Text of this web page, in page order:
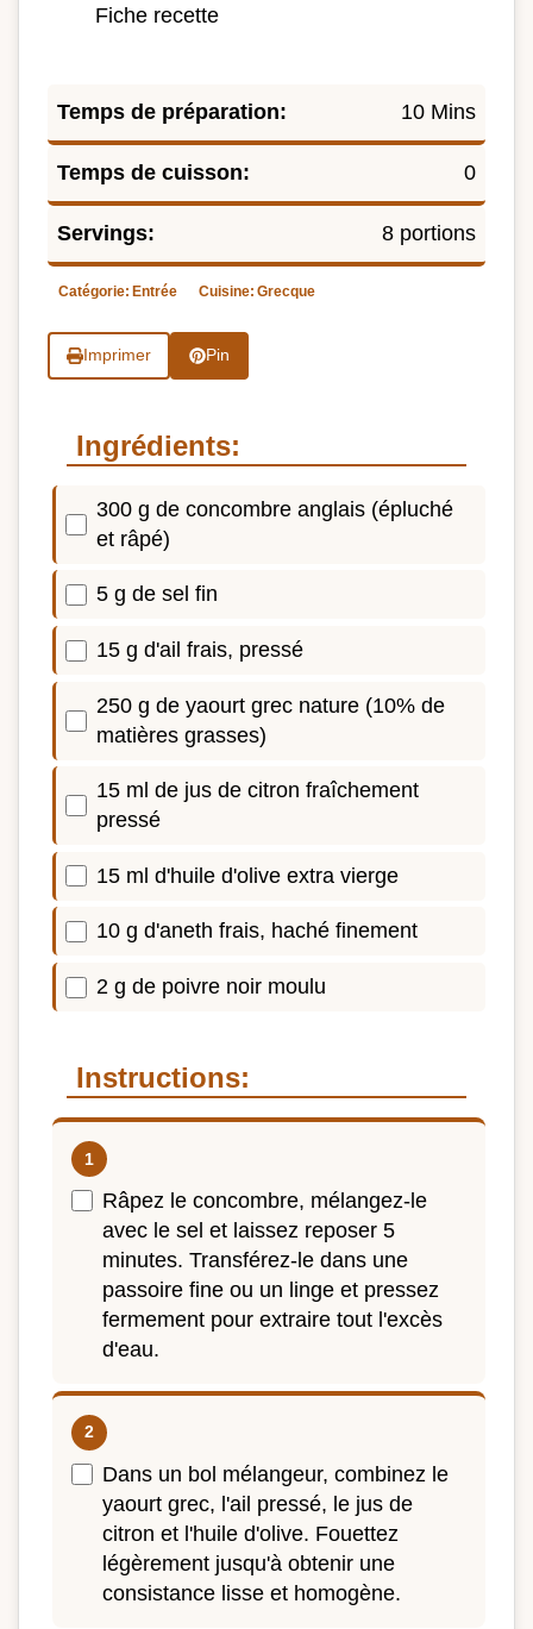
Fiche recette
Temps de préparation: 10 Mins
Temps de cuisson: 0
Servings: 8 portions
Catégorie: Entrée Cuisine: Grecque
Imprimer Pin
Ingrédients:
300 g de concombre anglais (épluché
et râpé)
5 g de sel fin
15 g d'ail frais, pressé
250 g de yaourt grec nature (10% de
matières grasses)
15 ml de jus de citron fraîchement
pressé
15 ml d'huile d'olive extra vierge
10 g d'aneth frais, haché finement
2 g de poivre noir moulu
Instructions:
Râpez le concombre, mélangez-le
avec le sel et laissez reposer 5
minutes. Transférez-le dans une
passoire fine ou un linge et pressez
fermement pour extraire tout l'excès
d'eau.
Dans un bol mélangeur, combinez le
yaourt grec, l'ail pressé, le jus de
citron et l'huile d'olive. Fouettez
légèrement jusqu'à obtenir une
consistance lisse et homogène.